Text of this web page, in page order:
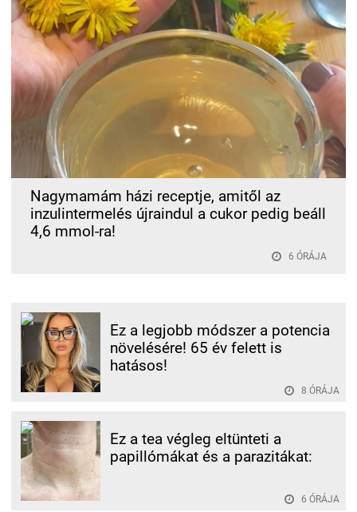
Nagymamám házi receptje, amitől az
inzulintermelés újraindul a cukor pedig beáll
4,6 mmol-ra!
6 ÓRÁJA
Ez a legjobb módszer a potencia
növelésére! 65 év felett is
hatásos!
8 ÓRÁJA
Ez a tea végleg eltünteti a
papillómákat és a parazitákat:
6 ÓRÁJA